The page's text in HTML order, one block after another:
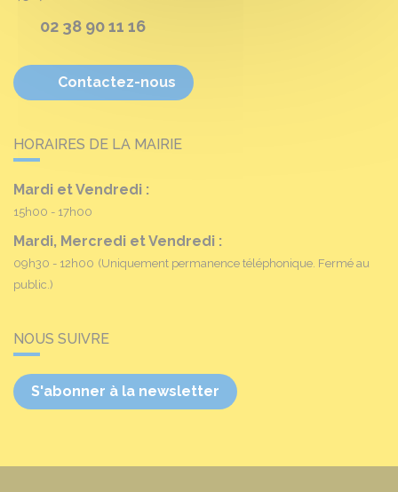
02 38 90 11 16
Contactez-nous
HORAIRES DE LA MAIRIE
Mardi et Vendredi :
15h00 - 17h00
Mardi, Mercredi et Vendredi :
09h30 - 12h00 (Uniquement permanence téléphonique. Fermé au
public.)
NOUS SUIVRE
S'abonner à la newsletter